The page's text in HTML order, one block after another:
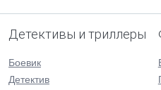
Детективы и триллеры
Боевик
Детектив